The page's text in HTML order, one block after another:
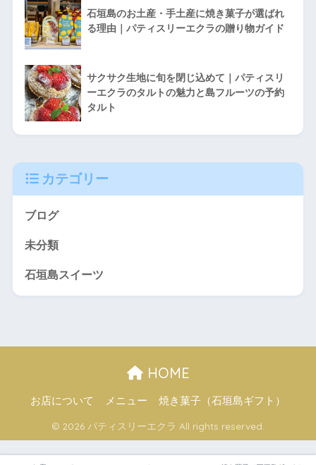
石垣島のお土産・手土産に焼き菓子が選ばれ
る理由｜パティスリーエクラの贈り物ガイド
サクサク生地に旬を閉じ込めて｜パティスリ
ーエクラのタルトの魅力と島フルーツの予約
タルト
カテゴリー
ブログ
未分類
石垣島スイーツ
HOME
お店について メニュー 焼き菓子（石垣島ギフト）
© 2026 パティスリーエクラ All rights reserved.